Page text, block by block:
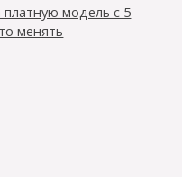
модель с 5
менять